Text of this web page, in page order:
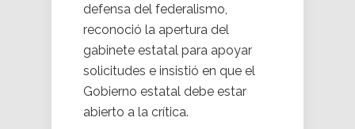
defensa del federalismo,
reconoció la apertura del
gabinete estatal para apoyar
solicitudes e insistió en que el
Gobierno estatal debe estar
abierto a la crítica.